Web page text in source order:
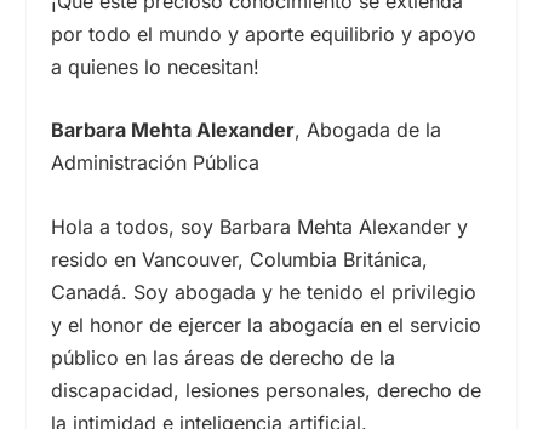
por todo el mundo y aporte equilibrio y apoyo
a quienes lo necesitan!
Barbara Mehta Alexander, Abogada de la
Administración Pública
Hola a todos, soy Barbara Mehta Alexander y
resido en Vancouver, Columbia Británica,
Canadá. Soy abogada y he tenido el privilegio
y el honor de ejercer la abogacía en el servicio
público en las áreas de derecho de la
discapacidad, lesiones personales, derecho de
la intimidad e inteligencia artificial.